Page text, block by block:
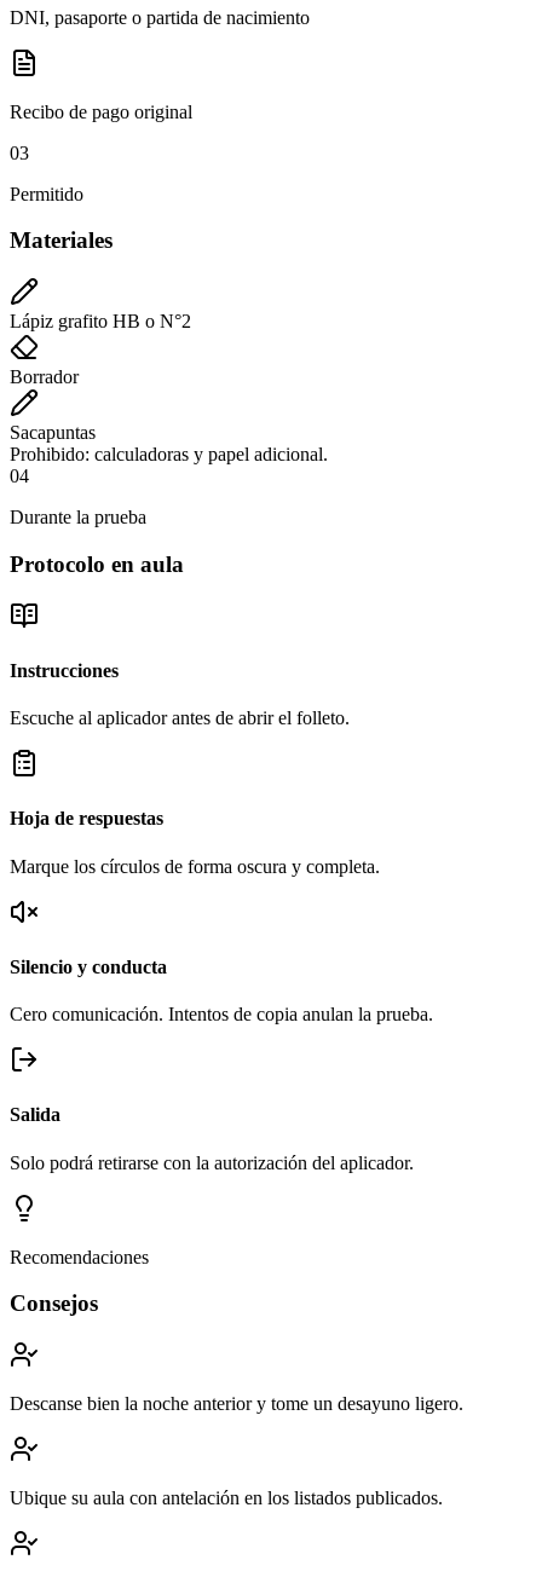
DNI, pasaporte o partida de nacimiento
Recibo de pago original
03
Permitido
Materiales
Lápiz grafito HB o N°2
Borrador
Sacapuntas
Prohibido: calculadoras y papel adicional.
04
Durante la prueba
Protocolo en aula
Instrucciones
Escuche al aplicador antes de abrir el folleto.
Hoja de respuestas
Marque los círculos de forma oscura y completa.
Silencio y conducta
Cero comunicación. Intentos de copia anulan la prueba.
Salida
Solo podrá retirarse con la autorización del aplicador.
Recomendaciones
Consejos
Descanse bien la noche anterior y tome un desayuno ligero.
Ubique su aula con antelación en los listados publicados.